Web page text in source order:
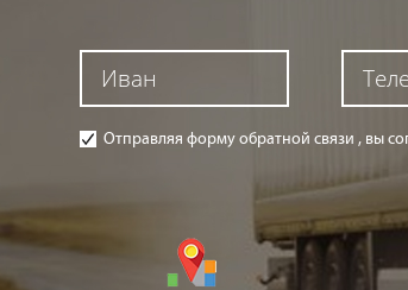
Отправляя форму обратной связи , вы